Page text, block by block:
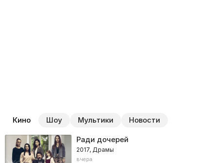
Кино Шоу Мультики Новости
Ради дочерей
2017, Драмы
вчера